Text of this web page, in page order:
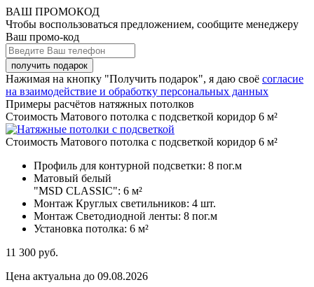
ВАШ ПРОМОКОД
Чтобы воспользоваться предложением, сообщите менеджеру
Ваш промо-код
Нажимая на кнопку "Получить подарок", я даю своё согласие
на взаимодействие и обработку персональных данных
Примеры расчётов натяжных потолков
Стоимость Матового потолка с подсветкой коридор 6 м²
Стоимость Матового потолка с подсветкой коридор 6 м²
Профиль для контурной подсветки: 8 пог.м
Матовый белый
"MSD CLASSIC": 6 м²
Монтаж Круглых светильников: 4 шт.
Монтаж Светодиодной ленты: 8 пог.м
Установка потолка: 6 м²
11 300 руб.
Цена актуальна до 09.08.2026